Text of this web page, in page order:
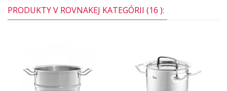
PRODUKTY V ROVNAKEJ KATEGÓRII (16 ):